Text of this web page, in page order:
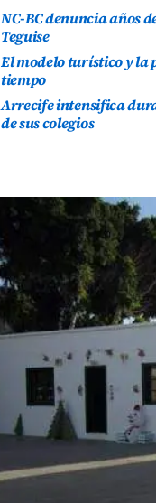
NC-BC denuncia años
Teguise
El modelo turístico y la
tiempo
Arrecife intensifica
de sus colegios